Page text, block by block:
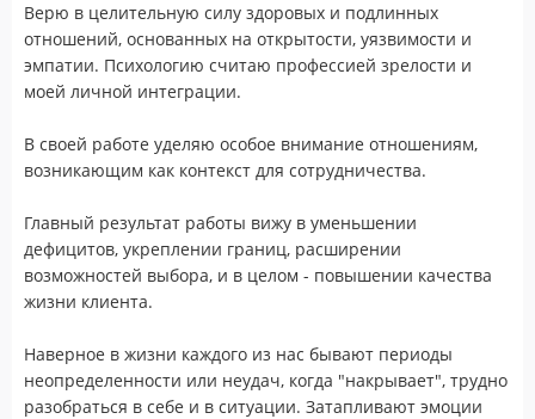
Верю в целительную силу здоровых и подлинных
отношений, основанных на открытости, уязвимости и
эмпатии. Психологию считаю профессией зрелости и
моей личной интеграции.
В своей работе уделяю особое внимание отношениям,
возникающим как контекст для сотрудничества.
Главный результат работы вижу в уменьшении
дефицитов, укреплении границ, расширении
возможностей выбора, и в целом - повышении качества
жизни клиента.
Наверное в жизни каждого из нас бывают периоды
неопределенности или неудач, когда "накрывает", трудно
разобраться в себе и в ситуации. Затапливают эмоции